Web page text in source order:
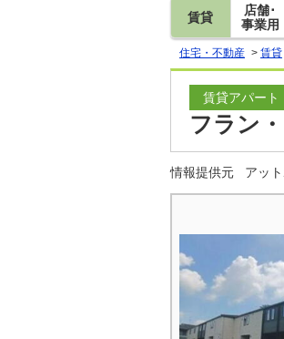
賃貸
店舗･
事業用
住宅・不動産 > 賃貸
賃貸アパート
フラン
情報提供元 アッ